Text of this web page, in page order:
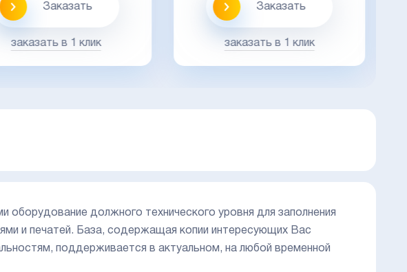
Заказать
заказать в 1 клик
Заказать
заказать в 1 клик
оборудование должного технического уровня для заполнения
и печатей. База, содержащая копии интересующих Вас
поддерживается в актуальном, на любой временной